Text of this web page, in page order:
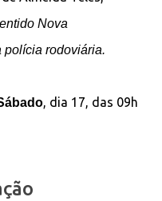
Nova
polícia rodoviária.
, dia 17, das 09h